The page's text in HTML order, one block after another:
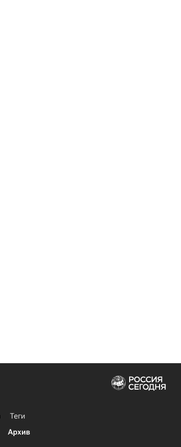
Теги
Архив